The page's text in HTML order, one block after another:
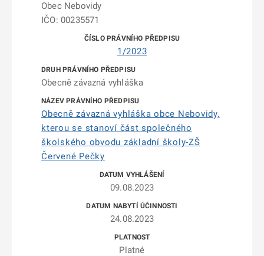
Obec Nebovidy
IČO: 00235571
1/2023
Obecně závazná vyhláška
Obecně závazná vyhláška obce Nebovidy,
kterou se stanoví část společného
školského obvodu základní školy-ZŠ
Červené Pečky
09.08.2023
24.08.2023
Platné